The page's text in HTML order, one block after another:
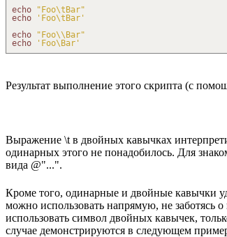
echo
"Foo\tBar"
echo
'Foo\tBar'
echo
"Foo\\Bar"
echo
'Foo\Bar'
Результат выполнение этого скрипта (с
Выражение \t в двойных кавычках
одинарных этого не понадобилось. Для
вида @"...".
Кроме того, одинарные и двойные кавычки
можно использовать напрямую, не заботясь
использовать символ двойных кавычек,
случае демонстрируются в следующем